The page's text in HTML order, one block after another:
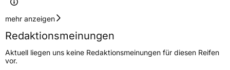
Geschwindigkeitsindex
Höchstgeschwindigkeit
190 km/h
Lastindex108/106
mehr anzeigen
Redaktionsmeinungen
Aktuell liegen uns keine Redaktionsmeinungen für diesen Reifen
vor.